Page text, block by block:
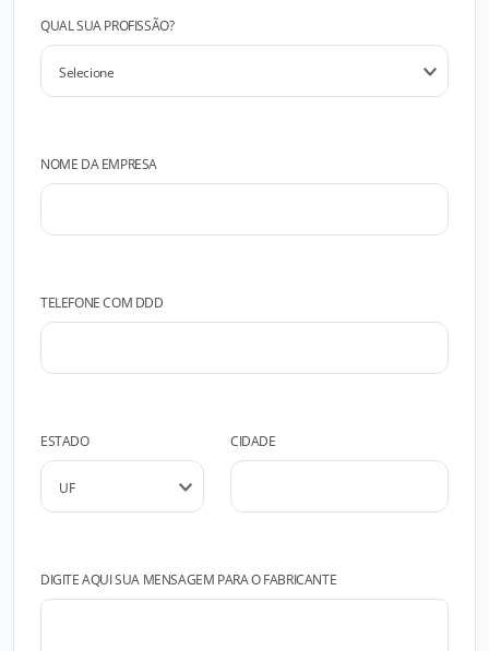
QUAL SUA PROFISSÃO?
NOME DA EMPRESA
TELEFONE COM DDD
ESTADO CIDADE
DIGITE AQUI SUA MENSAGEM PARA O FABRICANTE